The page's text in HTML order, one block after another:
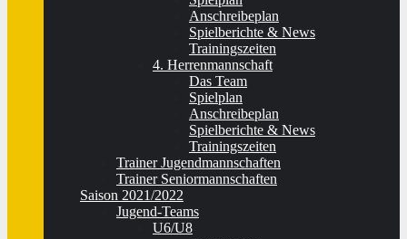
Anschreibeplan
Spielberichte & News
Trainingszeiten
4. Herrenmannschaft
Das Team
Spielplan
Anschreibeplan
Spielberichte & News
Trainingszeiten
Trainer Jugendmannschaften
Trainer Seniormannschaften
Saison 2021/2022
Jugend-Teams
U6/U8